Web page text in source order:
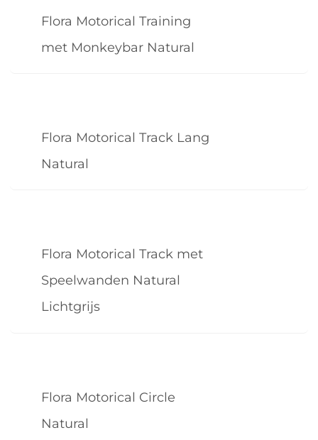
Flora Motorical Training
met Monkeybar Natural
Flora Motorical Track Lang
Natural
Flora Motorical Track met
Speelwanden Natural
Lichtgrijs
Flora Motorical Circle
Natural